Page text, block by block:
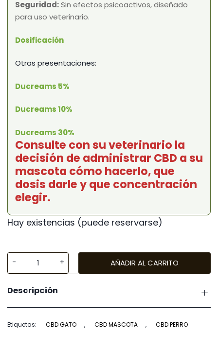
Seguridad:Sin efectos psicoactivos, diseñado
para uso veterinario.
Dosificación
Otras presentaciones:
Ducreams 5%
Ducreams 10%
Ducreams 30%
Consulte con su veterinario la
decisión de administrar CBD a su
mascota cómo hacerlo, que
dosis darle y que concentración
elegir.
Hay existencias (puede reservarse)
Ducreams
20%
AÑADIR AL CARRITO
Descripción
Etiquetas: CBD GATO , CBD MASCOTA , CBD PERRO